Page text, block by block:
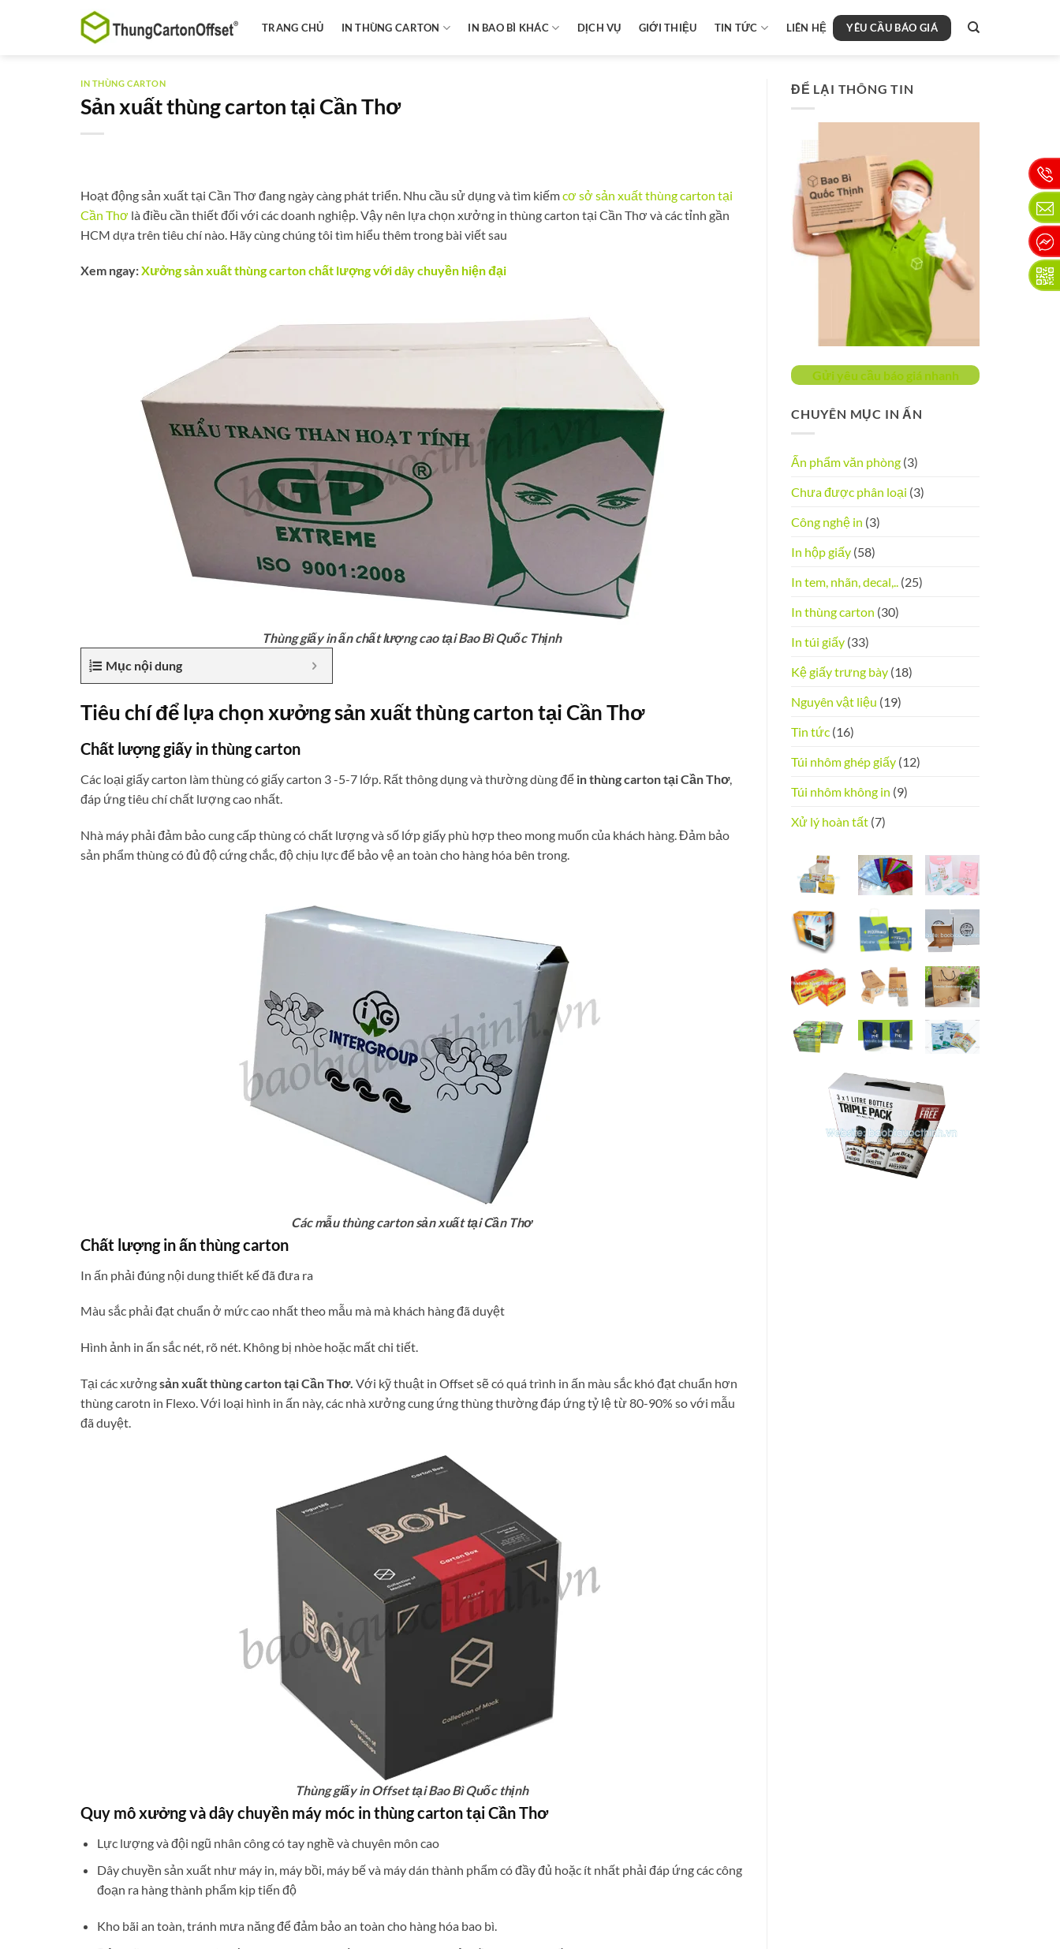
TRANG CHỦ IN THÙNG CARTON IN BAO BÌ KHÁC DỊCH VỤ GIỚI THIỆU TIN TỨC LIÊN HỆ YÊU CẦU BÁO GIÁ
IN THÙNG CARTON
Sản xuất thùng carton tại Cần Thơ
Hoạt động sản xuất tại Cần Thơ đang ngày càng phát triển. Nhu cầu sử dụng và tìm kiếmcơ sở sản xuất thùng carton tại
Cần Thơ là điều cần thiết đối với các doanh nghiệp. Vậy nên lựa chọn xưởng in thùng carton tại Cần Thơ và các tỉnh gần
HCM dựa trên tiêu chí nào. Hãy cùng chúng tôi tìm hiểu thêm trong bài viết sau
Xem ngay:Xưởng sản xuất thùng carton chất lượng với dây chuyền hiện đại
Thùng giấy in ấn chất lượng cao tại Bao Bì Quốc Thịnh
Mục nội dung
Tiêu chí để lựa chọn xưởng sản xuất thùng carton tại Cần Thơ
Chất lượng giấy in thùng carton
Các loại giấy carton làm thùng có giấy carton 3 -5-7 lớp. Rất thông dụng và thường dùng để in thùng carton tại Cần Thơ,
đáp ứng tiêu chí chất lượng cao nhất.
Nhà máy phải đảm bảo cung cấp thùng có chất lượng và số lớp giấy phù hợp theo mong muốn của khách hàng. Đảm bảo
sản phẩm thùng có đủ độ cứng chắc, độ chịu lực để bảo vệ an toàn cho hàng hóa bên trong.
Các mẫu thùng carton sản xuất tại Cần Thơ
Chất lượng in ấn thùng carton
In ấn phải đúng nội dung thiết kế đã đưa ra
Màu sắc phải đạt chuẩn ở mức cao nhất theo mẫu mà mà khách hàng đã duyệt
Hình ảnh in ấn sắc nét, rõ nét. Không bị nhòe hoặc mất chi tiết.
Tại các xưởngsản xuất thùng carton tại Cần Thơ. Với kỹ thuật in Offset sẽ có quá trình in ấn màu sắc khó đạt chuẩn hơn
thùng carotn in Flexo. Với loại hình in ấn này, các nhà xưởng cung ứng thùng thường đáp ứng tỷ lệ từ 80-90% so với mẫu
đã duyệt.
Thùng giấy in Offset tại Bao Bì Quốc thịnh
Quy mô xưởng và dây chuyền máy móc in thùng carton tại Cần Thơ
Lực lượng và đội ngũ nhân công có tay nghề và chuyên môn cao
Dây chuyền sản xuất như máy in, máy bồi, máy bế và máy dán thành phẩm có đầy đủ hoặc ít nhất phải đáp ứng các công
đoạn ra hàng thành phẩm kịp tiến độ
Kho bãi an toàn, tránh mưa năng để đảm bảo an toàn cho hàng hóa bao bì.
ĐỂ LẠI THÔNG TIN
Gửi yêu cầu báo giá nhanh
CHUYÊN MỤC IN ẤN
Ấn phẩm văn phòng (3)
Chưa được phân loại (3)
Công nghệ in (3)
In hộp giấy (58)
In tem, nhãn, decal,..
(25)
In thùng carton (30)
In túi giấy (33)
Kệ giấy trưng bày (18)
Nguyên vật liệu (19)
Tin tức (16)
Túi nhôm ghép giấy (12)
Túi nhôm không in (9)
Xử lý hoàn tất (7)